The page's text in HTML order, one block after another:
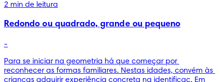
2 min de leitura
Redondo ou quadrado, grande ou pequeno
-
Para se iniciar na geometria há que começar por
reconhecer as formas familiares. Nestas idades, convém às
crianças adquirir experiência concreta na identificaç. Em